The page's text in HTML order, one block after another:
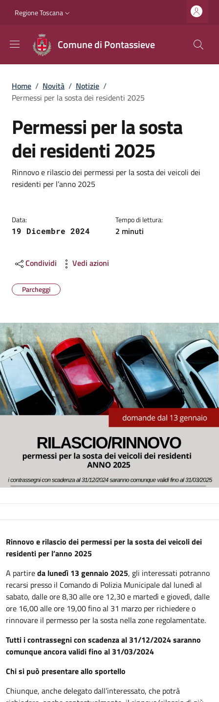
Slim top
Regione Toscana
Comune di Pontassieve
Briciole di pane
Home / Novità / Notizie /
Permessi per la sosta dei residenti 2025
Permessi per la sosta
dei residenti 2025
Dettagli
Descrizione breve
Rinnovo e rilascio dei permessi per la sosta dei veicoli dei
residenti per l’anno 2025
Data:
19 Dicembre 2024
Tempo di lettura:
2 minuti
Condividi Vedi azioni
Parcheggi
Image
Descrizione
Rinnovo e rilascio dei permessi per la sosta dei veicoli dei
residenti per l’anno 2025
A partireda lunedì 13 gennaio 2025, gli interessati potranno
recarsi presso il Comando di Polizia Municipale dal lunedì al
sabato, dalle ore 8,30 alle ore 12,30 e martedì e giovedì, dalle
ore 16,00 alle ore 19,00 fino al 31 marzo per richiedere o
rinnovare il permesso per la sosta nella zone regolamentate.
Tutti i contrassegni con scadenza al 31/12/2024 saranno
comunque ancora validi fino al 31/03/2024
Chi si può presentare allo sportello
Chiunque, anche delegato dall’interessato, che potrà